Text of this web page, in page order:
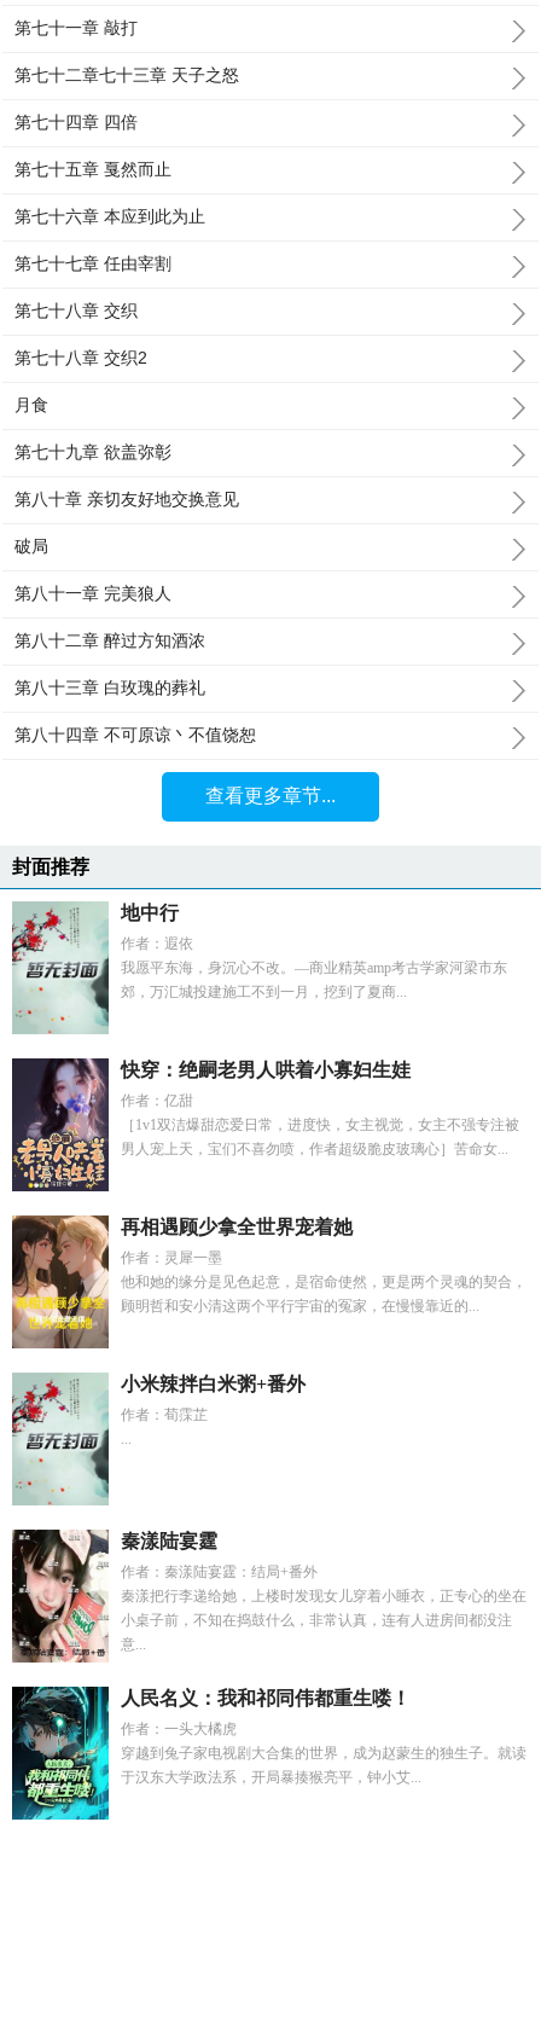
第七十一章 敲打
第七十二章七十三章 天子之怒
第七十四章 四倍
第七十五章 戛然而止
第七十六章 本应到此为止
第七十七章 任由宰割
第七十八章 交织
第七十八章 交织2
月食
第七十九章 欲盖弥彰
第八十章 亲切友好地交换意见
破局
第八十一章 完美狼人
第八十二章 醉过方知酒浓
第八十三章 白玫瑰的葬礼
第八十四章 不可原谅丶不值饶恕
查看更多章节...
封面推荐
地中行
作者：遐依
我愿平东海，身沉心不改。—商业精英amp考古学家河梁市东
郊，万汇城投建施工不到一月，挖到了夏商...
快穿：绝嗣老男人哄着小寡妇生娃
作者：亿甜
［1v1双洁爆甜恋爱日常，进度快，女主视觉，女主不强专注被
男人宠上天，宝们不喜勿喷，作者超级脆皮玻璃心］苦命女...
再相遇顾少拿全世界宠着她
作者：灵犀一墨
他和她的缘分是见色起意，是宿命使然，更是两个灵魂的契合，
顾明哲和安小清这两个平行宇宙的冤家，在慢慢靠近的...
小米辣拌白米粥+番外
作者：荀霂芷
...
秦漾陆宴霆
作者：秦漾陆宴霆：结局+番外
秦漾把行李递给她，上楼时发现女儿穿着小睡衣，正专心的坐在
小桌子前，不知在捣鼓什么，非常认真，连有人进房间都没注
意...
人民名义：我和祁同伟都重生喽！
作者：一头大橘虎
穿越到兔子家电视剧大合集的世界，成为赵蒙生的独生子。就读
于汉东大学政法系，开局暴揍猴亮平，钟小艾...